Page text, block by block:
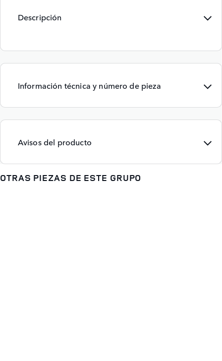
Descripción
Información técnica y número de pieza
Avisos del producto
OTRAS PIEZAS DE ESTE GRUPO